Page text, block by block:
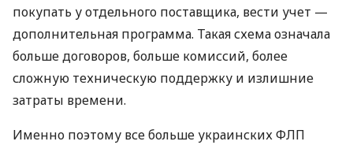
покупать у отдельного поставщика, вести учет —
дополнительная программа. Такая схема означала
больше договоров, больше комиссий, более
сложную техническую поддержку и излишние
затраты времени.
Именно поэтому все больше украинских ФЛП